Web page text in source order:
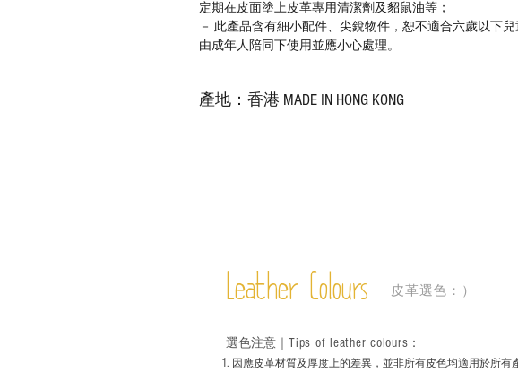
定期在皮面塗上皮革專用清潔劑及貂鼠油等；
－ 此產品含有細小配件、尖銳物件，恕不適合六歲以下
由成年人陪同下使用並應小心處理。
產地：香港 MADE IN HONG KONG
Leather Colours 皮革選色：）
1. ​ 因應皮革材質及厚度上的差異，並非所有皮色均適用於所有
選色注意｜ Tips of leather colours ：